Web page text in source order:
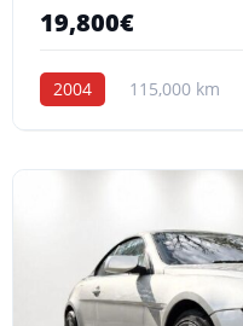
19,800€
2004 115,000 km